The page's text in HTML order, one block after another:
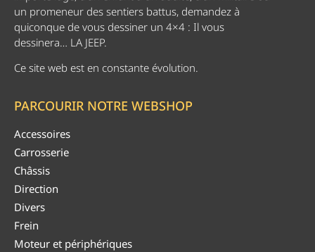
un promeneur des sentiers battus, demandez à
quiconque de vous dessiner un 4×4 : Il vous
dessinera… LA JEEP.
Ce site web est en constante évolution.
PARCOURIR NOTRE WEBSHOP
Accessoires
Carrosserie
Châssis
Direction
Divers
Frein
Moteur et périphériques